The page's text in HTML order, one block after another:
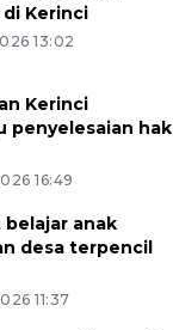
Kerinci
13:02
Kerinci
penyelesaian hak
16:49
belajar anak
desa terpencil
11:37